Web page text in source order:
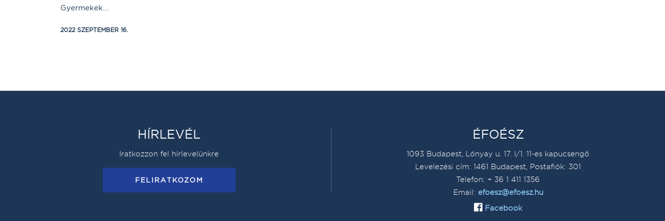
Gyermekek...
2022 SZEPTEMBER 16.
HÍRLEVÉL
Iratkozzon fel hírlevelünkre
FELIRATKOZOM
ÉFOÉSZ
1093 Budapest, Lónyay u. 17. I/1. 11-es kapucsengő
Levelezési cím: 1461 Budapest, Postafiók: 301
Telefon: + 36 1 411 1356
Email: efoesz@efoesz.hu
Facebook